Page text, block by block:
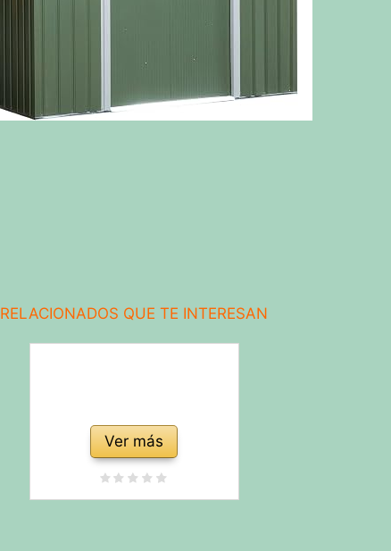
RELACIONADOS QUE TE INTERESAN
Ver más